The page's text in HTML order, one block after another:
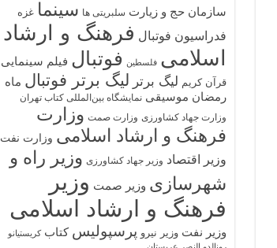
سازمان حج و زیارت سلبریتی ها سینما غزه
فدراسیون فوتبال فرهنگ و ارشاد
اسلامی فلسطین فوتبال فیلم سینمایی
قرآن کریم لیگ برتر لیگ برتر فوتبال ماه
رمضان موسیقی نمایشگاه بین‌المللی کتاب تهران
وزارت جهاد کشاورزی وزارت صمت وزارت
فرهنگ و ارشاد اسلامی وزارت نفت
وزیر اقتصاد وزیر جهاد کشاورزی وزیر راه و
شهرسازی وزیر صمت وزیر
فرهنگ و ارشاد اسلامی
وزیر نفت وزیر نیرو پرسپولیس کتاب کریستیانو